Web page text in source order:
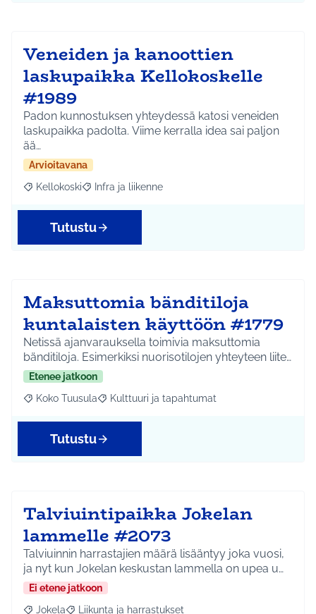
Veneiden ja kanoottien
laskupaikka Kellokoskelle
#1989
Padon kunnostuksen yhteydessä katosi veneiden
laskupaikka padolta. Viime kerralla idea sai paljon
ää…
Arvioitavana
Rajaa tulokset aihepiirin mukaan: Kellokoski
Kellokoski Rajaa tulokset teeman mukaan: Infra ja liikenne
Infra ja liikenne
Tutustu
Maksuttomia bänditiloja
kuntalaisten käyttöön #1779
Netissä ajanvarauksella toimivia maksuttomia
bänditiloja. Esimerkiksi nuorisotilojen yhteyteen liite…
Etenee jatkoon
Rajaa tulokset aihepiirin mukaan: Koko Tuusula
Koko Tuusula Rajaa tulokset teeman mukaan: Kulttuuri ja
Kulttuuri ja tapahtumat
Tutustu
Talviuintipaikka Jokelan
lammelle #2073
Talviuinnin harrastajien määrä lisääntyy joka vuosi,
ja nyt kun Jokelan keskustan lammella on upea u…
Ei etene jatkoon
Jokela Liikunta ja harrastukset